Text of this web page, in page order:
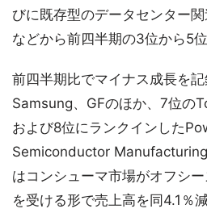
びに既存型のデータセンター
などから前四半期の3位から5
前四半期比でマイナス成長を記
Samsung、GFのほか、7位の
および8位にランクインした
Semiconductor
はコンシューマ市場がオフシ
を受ける形で売上高を同4.1％